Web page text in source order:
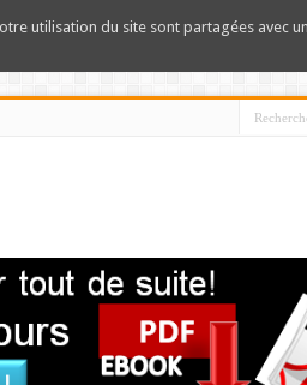
utilisation du site sont partagées avec